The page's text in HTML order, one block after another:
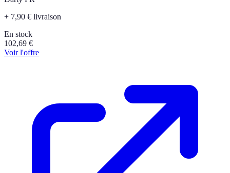
+ 7,90 € livraison
En stock
102,69 €
Voir l'offre